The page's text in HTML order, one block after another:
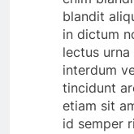
blandit
in dictum
lectus
interdum
tincidunt
etiam sit
id semper